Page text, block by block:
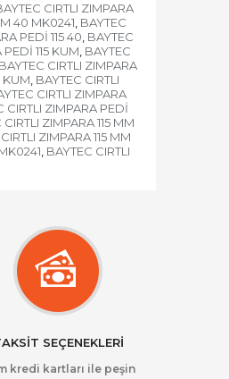
CIRTLI ZIMPARA
40 MK0241, BAYTEC
PEDİ 115 40, BAYTEC
115 KUM, BAYTEC
BAYTEC CIRTLI ZIMPARA
KUM, BAYTEC CIRTLI
CIRTLI ZIMPARA
CIRTLI ZIMPARA PEDİ
CIRTLI ZIMPARA 115 MM
ZIMPARA 115 MM
, BAYTEC CIRTLI
SEÇENEKLERİ
kredi kartları ile peşin